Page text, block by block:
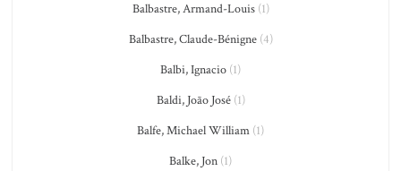
Balbastre, Armand-Louis(1)
Balbastre, Claude-Bénigne(4)
Balbi, Ignacio (1)
Baldi, João José(1)
Balfe, Michael William (1)
Balke, Jon (1)